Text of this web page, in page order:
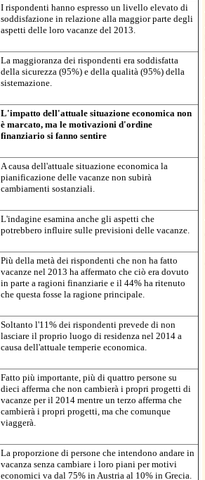
I rispondenti hanno espresso un livello elevato di
soddisfazione in relazione alla maggior parte degli
aspetti delle loro vacanze del 2013.
La maggioranza dei rispondenti era soddisfatta
della sicurezza (95%) e della qualità (95%) della
sistemazione.
L'impatto dell'attuale situazione economica non
è marcato, ma le motivazioni d'ordine
finanziario si fanno sentire
A causa dell'attuale situazione economica la
pianificazione delle vacanze non subirà
cambiamenti sostanziali.
L'indagine esamina anche gli aspetti che
potrebbero influire sulle previsioni delle vacanze.
Più della metà dei rispondenti che non ha fatto
vacanze nel 2013 ha affermato che ciò era dovuto
in parte a ragioni finanziarie e il 44% ha ritenuto
che questa fosse la ragione principale.
Soltanto l'11% dei rispondenti prevede di non
lasciare il proprio luogo di residenza nel 2014 a
causa dell'attuale temperie economica.
Fatto più importante, più di quattro persone su
dieci afferma che non cambierà i propri progetti di
vacanze per il 2014 mentre un terzo afferma che
cambierà i propri progetti, ma che comunque
viaggerà.
La proporzione di persone che intendono andare in
vacanza senza cambiare i loro piani per motivi
economici va dal 75% in Austria al 10% in Grecia.